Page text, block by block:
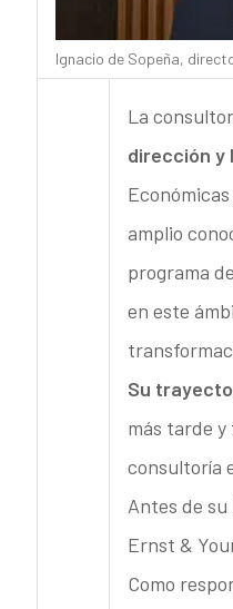
Ignacio de Sopeña,
La
dirección y
amplio
programa
en este
Su
más tarde
consultoría
Antes de su
Ernst &
Como